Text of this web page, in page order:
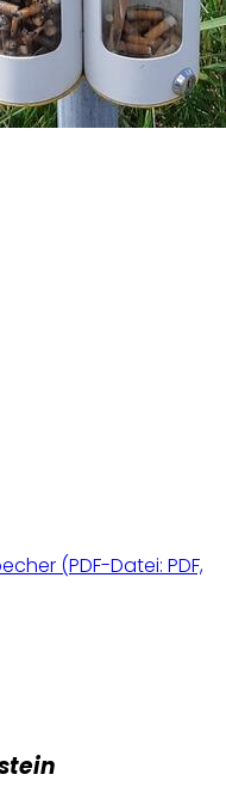
(PDF-Datei: PDF,